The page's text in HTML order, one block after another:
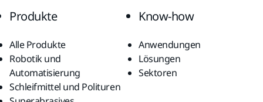
Produkte
Alle Produkte
Robotik und
Automatisierung
Schleifmittel und Polituren
Know-how
Anwendungen
Lösungen
Sektoren